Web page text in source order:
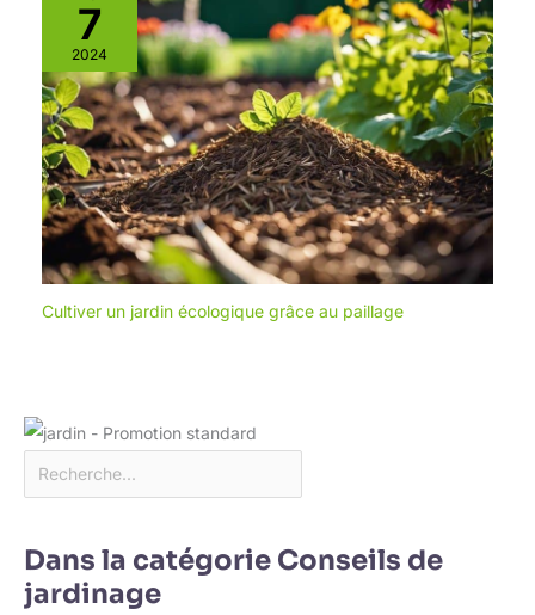
7
2024
Cultiver un jardin écologique grâce au paillage
Dans la catégorie Conseils de
jardinage